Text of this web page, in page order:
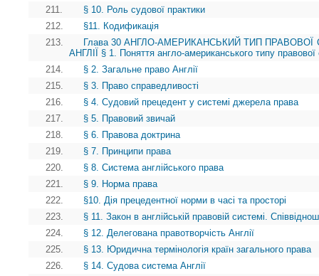
211.
§ 10. Роль судової практики
212.
§11. Кодификація
213.
Глава 30 АНГЛО-АМЕРИКАНСЬКИЙ ТИП
АНГЛІЇ § 1. Поняття англо-американського типу
214.
§ 2. Загальне право Англії
215.
§ 3. Право справедливості
216.
§ 4. Судовий прецедент у системі джерела права
217.
§ 5. Правовий звичай
218.
§ 6. Правова доктрина
219.
§ 7. Принципи права
220.
§ 8. Система англійського права
221.
§ 9. Норма права
222.
§10. Дія прецедентної норми в часі та просторі
223.
§ 11. Закон в англійській правовій системі.
224.
§ 12. Делегована правотворчість Англії
225.
§ 13. Юридична термінологія країн загального права
226.
§ 14. Судова система Англії